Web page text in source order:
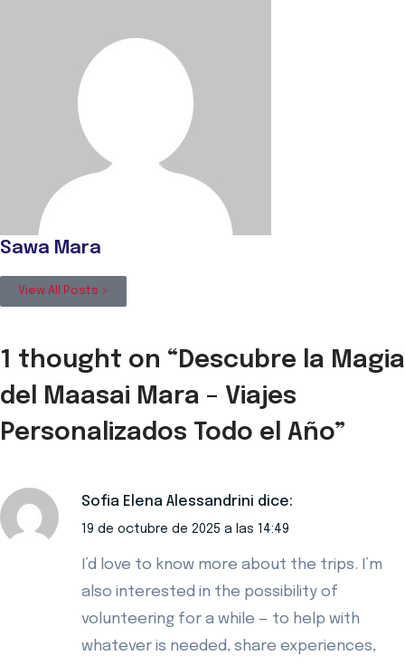
Sawa Mara
View All Posts >
1 thought on “ Descubre la Magia
del Maasai Mara – Viajes
Personalizados Todo el Año”
Sofia Elena Alessandrini dice:
19 de octubre de 2025 a las 14:49
I’d love to know more about the trips. I’m
also interested in the possibility of
volunteering for a while — to help with
whatever is needed, share experiences,